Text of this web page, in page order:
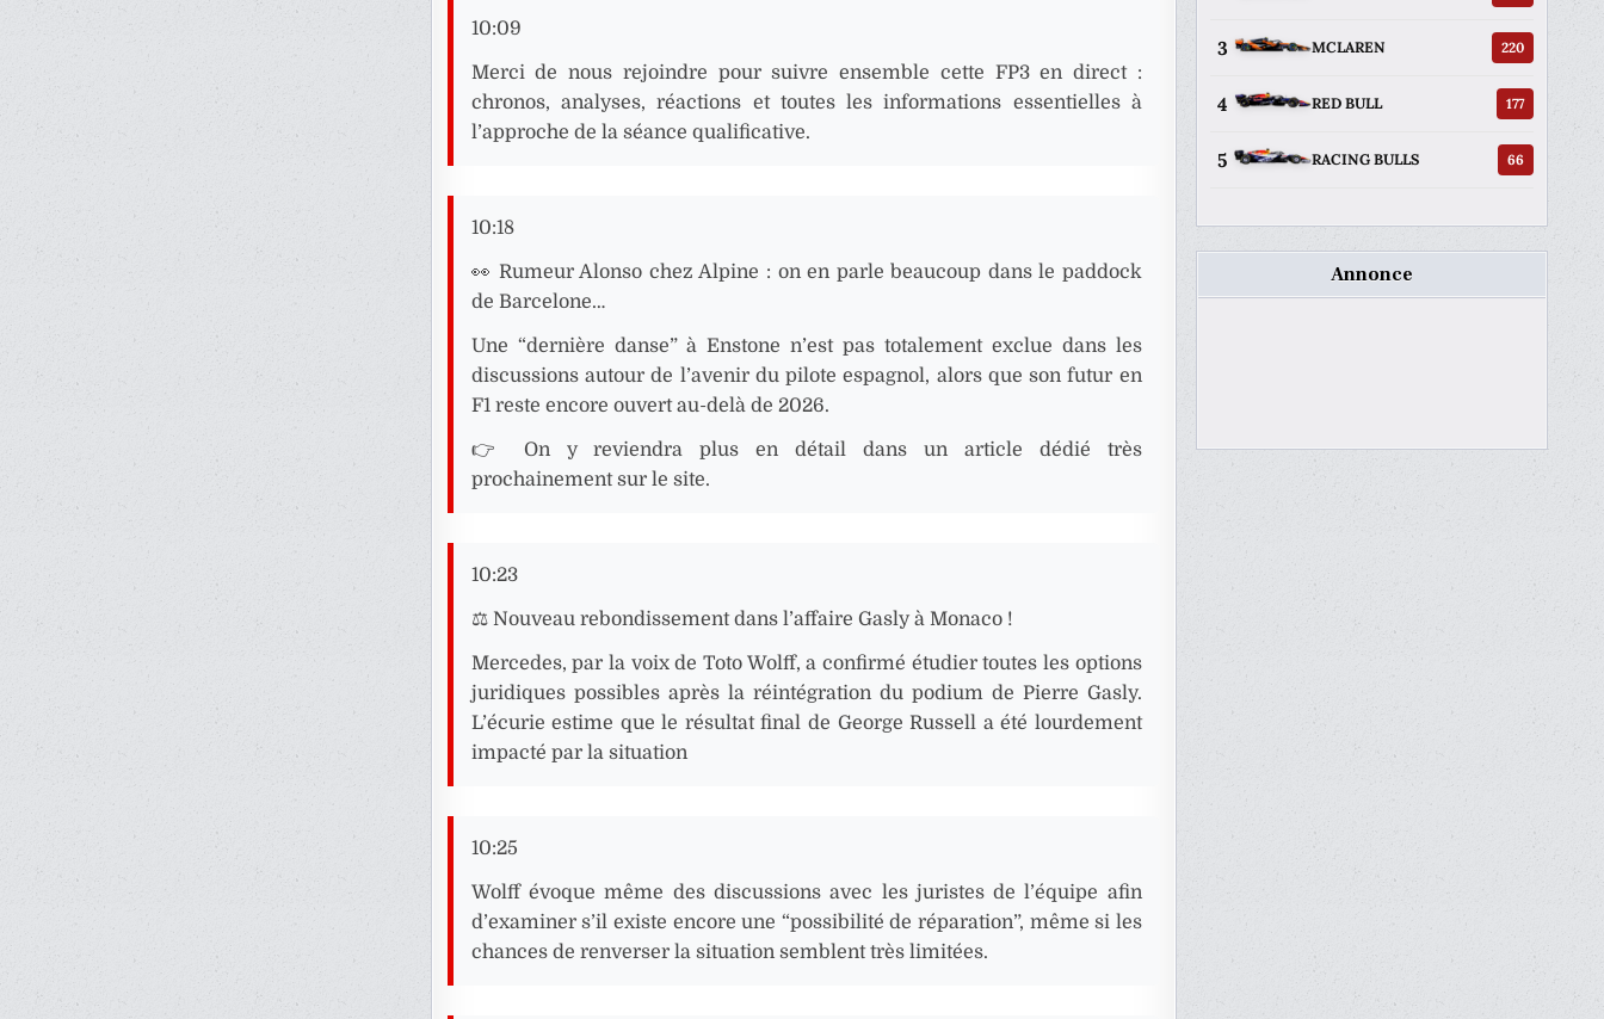
10:09
Merci de nous rejoindre pour suivre ensemble cette FP3 en direct :
chronos, analyses, réactions et toutes les informations essentielles à
l’approche de la séance qualificative.
10:18
👀 Rumeur Alonso chez Alpine : on en parle beaucoup dans le paddock
de Barcelone…
Une “dernière danse” à Enstone n’est pas totalement exclue dans les
discussions autour de l’avenir du pilote espagnol, alors que son futur en
F1 reste encore ouvert au-delà de 2026.
👉 On y reviendra plus en détail dans un article dédié très
prochainement sur le site.
10:23
⚖️ Nouveau rebondissement dans l’affaire Gasly à Monaco !
Mercedes, par la voix de Toto Wolff, a confirmé étudier toutes les options
juridiques possibles après la réintégration du podium de Pierre Gasly.
L’écurie estime que le résultat final de George Russell a été lourdement
impacté par la situation
10:25
Wolff évoque même des discussions avec les juristes de l’équipe afin
d’examiner s’il existe encore une “possibilité de réparation”, même si les
chances de renverser la situation semblent très limitées.
3 MCLAREN 220
4 RED BULL 177
5 RACING BULLS 66
Annonce